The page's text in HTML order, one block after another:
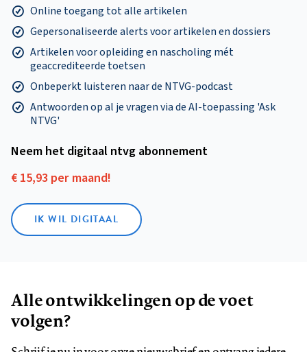
Online toegang tot alle artikelen
Gepersonaliseerde alerts voor artikelen en dossiers
Artikelen voor opleiding en nascholing mét
geaccrediteerde toetsen
Onbeperkt luisteren naar de NTVG-podcast
Antwoorden op al je vragen via de AI-toepassing 'Ask
NTVG'
Neem het digitaal ntvg abonnement
€ 15,93 per maand!
IK WIL DIGITAAL
Alle ontwikkelingen op de voet
volgen?